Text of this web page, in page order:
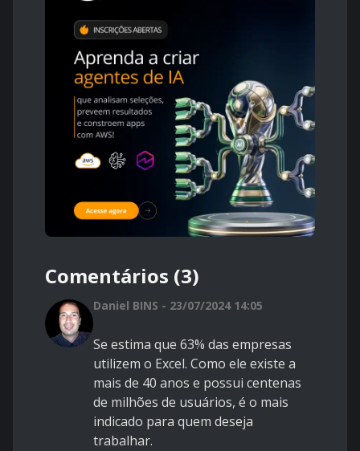
Comentários (3)
Daniel BINS - 23/07/2024 14:05
Se estima que 63% das empresas
utilizem o Excel. Como ele existe a
mais de 40 anos e possui centenas
de milhões de usuários, é o mais
indicado para quem deseja
trabalhar.